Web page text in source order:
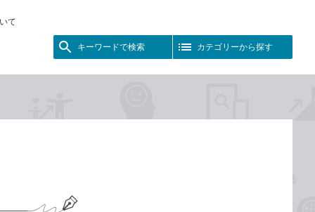
て
キーワードで検索 カテゴリーから探す